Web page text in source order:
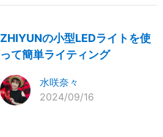
ZHIYUNの小型LEDライトを使
って簡単ライティング
水咲奈々
2024/09/16